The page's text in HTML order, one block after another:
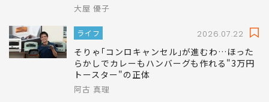
大屋 優子
ライフ 2026.07.22
そりゃ｢コンロキャンセル｣が進むわ…ほった
らかしでカレーもハンバーグも作れる"3万円
トースター"の正体
阿古 真理